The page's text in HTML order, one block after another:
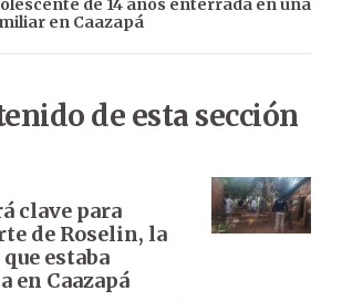
de 14 años enterrada en una
en Caazapá
de esta sección
clave para
de Roselin, la
estaba
en Caazapá